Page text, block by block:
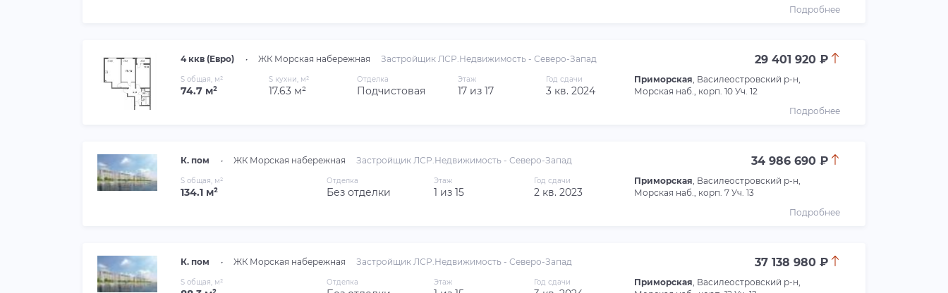
Подробнее
4 ккв (Евро) • ЖК Морская набережная Застройщик ЛСР.Недвижимость - Северо-Запад 29 401 920 ₽
S общая, м²
74.7 м²
S кухни, м²
17.63 м²
Отделка
Подчистовая
Этаж
17 из 17
Год сдачи
3 кв. 2024
Приморская, Василеостровский р-н,
Морская наб., корп. 10 Уч. 12
Подробнее
К. пом • ЖК Морская набережная Застройщик ЛСР.Недвижимость - Северо-Запад 34 986 690 ₽
S общая, м²
134.1 м²
Отделка
Без отделки
Этаж
1 из 15
Год сдачи
2 кв. 2023
Приморская, Василеостровский р-н,
Морская наб., корп. 7 Уч. 13
Подробнее
К. пом • ЖК Морская набережная Застройщик ЛСР.Недвижимость - Северо-Запад 37 138 980 ₽
S общая, м² Отделка Этаж Год сдачи Приморская, Василеостровский р-н,